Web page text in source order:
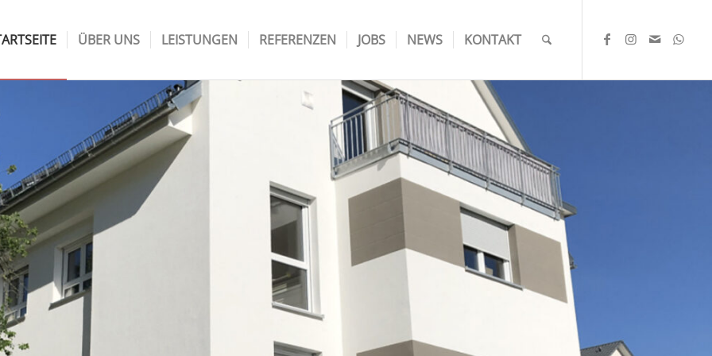
ÜBER UNS LEISTUNGEN REFERENZEN JOBS NEWS KONTAKT